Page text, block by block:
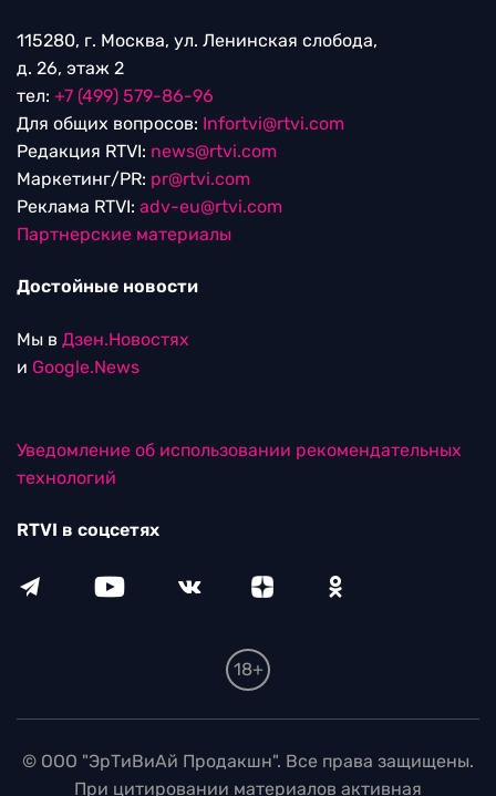
115280, г. Москва, ул. Ленинская слобода,
д. 26, этаж 2
тел: +7 (499) 579-86-96
Для общих вопросов: Infortvi@rtvi.com
Редакция RTVI: news@rtvi.com
Маркетинг/PR: pr@rtvi.com
Реклама RTVI: adv-eu@rtvi.com
Партнерские материалы
Достойные новости
Мы в Дзен.Новостях
и Google.News
Уведомление об использовании рекомендательных
технологий
RTVI в соцсетях
18+
© ООО "ЭрТиВиАй Продакшн". Все права защищены.
При цитировании материалов активная